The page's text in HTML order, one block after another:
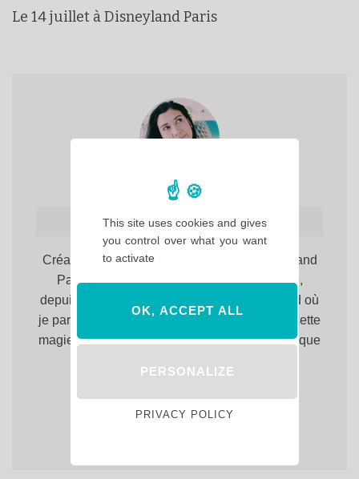
Le 14 juillet à Disneyland Paris
Hello Maureen
Créatrice du site. Totalement accro à Disneyland
Paris, rien n'y fait, j'y reviens toujours, et ce,
depuis 1999. Bienvenue sur Hello Disneyland où
je partage avec vous, chaque jour un peu de cette
magie qui fait de Disneyland Paris, un lieu unique
This site uses cookies and gives
you control over what you want
to activate
OK, ACCEPT ALL
PERSONALIZE
PRIVACY POLICY